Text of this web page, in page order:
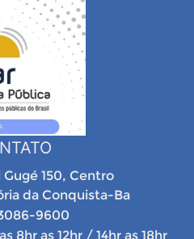
Gugé 150, Centro
da Conquista-Ba
9600
8hr as 12hr / 14hr as 18hr